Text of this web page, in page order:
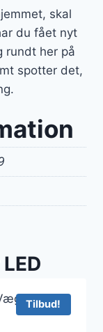
skal
du fået nyt
rundt her på
spotter det,
Tilbud!